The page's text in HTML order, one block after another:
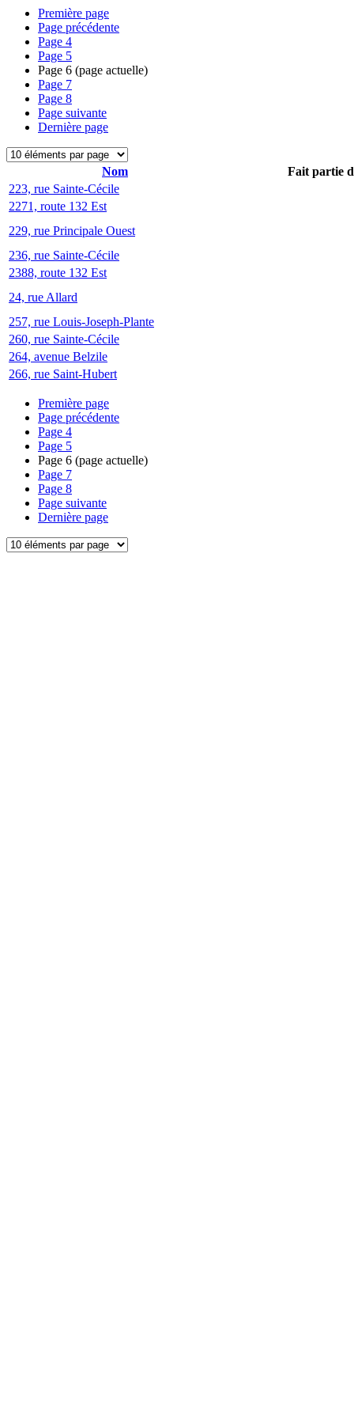
Première page
Page précédente
Page 4
Page 5
Page 6 (page actuelle)
Page 7
Page 8
Page suivante
Dernière page
Nom
Fait partie
223, rue Sainte-Cécile
2271, route 132 Est
229, rue Principale Ouest
236, rue Sainte-Cécile
2388, route 132 Est
24, rue Allard
257, rue Louis-Joseph-Plante
260, rue Sainte-Cécile
264, avenue Belzile
266, rue Saint-Hubert
Première page
Page précédente
Page 4
Page 5
Page 6 (page actuelle)
Page 7
Page 8
Page suivante
Dernière page